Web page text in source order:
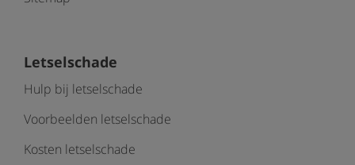
Letselschade
Hulp bij letselschade
Voorbeelden letselschade
Kosten letselschade